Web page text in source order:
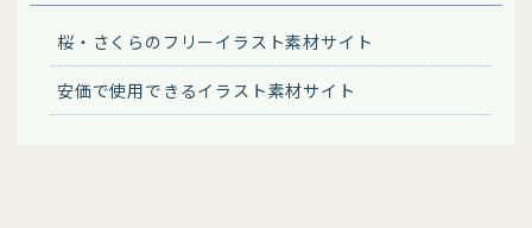
桜・さくらのフリーイラスト素材サイト
安価で使用できるイラスト素材サイト